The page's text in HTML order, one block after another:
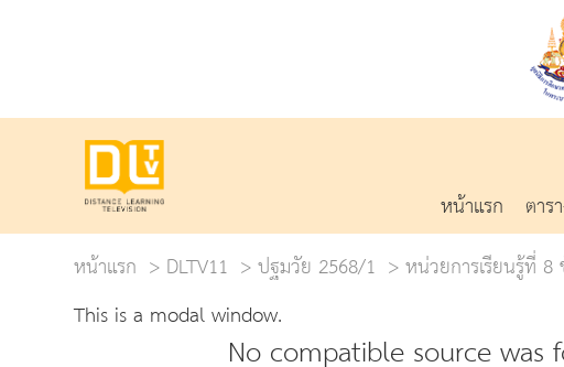
หน้าแรก ตาร
หน้าแรก
DLTV11 ปฐมวัย 2568/1 หน่วยการเรียนรู้ที่ 8
This is a modal window.
No compatible source was